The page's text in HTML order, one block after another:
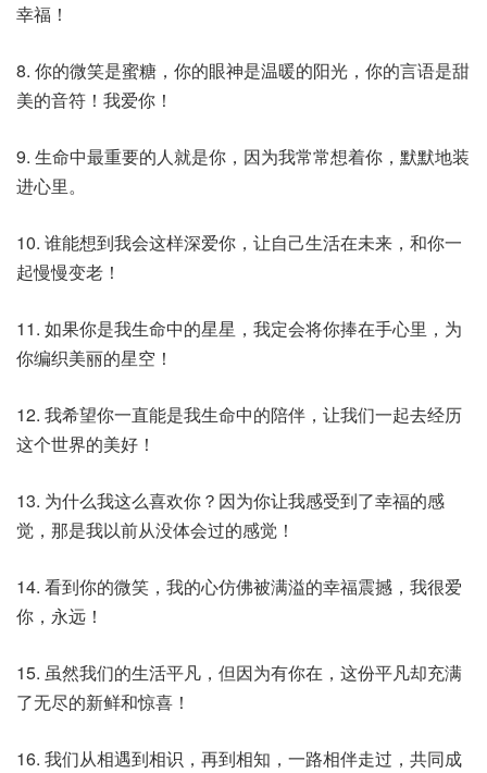
幸福！
8. 你的微笑是蜜糖，你的眼神是温暖的阳光，你的言语是甜
美的音符！我爱你！
9. 生命中最重要的人就是你，因为我常常想着你，默默地装
进心里。
10. 谁能想到我会这样深爱你，让自己生活在未来，和你一
起慢慢变老！
11. 如果你是我生命中的星星，我定会将你捧在手心里，为
你编织美丽的星空！
12. 我希望你一直能是我生命中的陪伴，让我们一起去经历
这个世界的美好！
13. 为什么我这么喜欢你？因为你让我感受到了幸福的感
觉，那是我以前从没体会过的感觉！
14. 看到你的微笑，我的心仿佛被满溢的幸福震撼，我很爱
你，永远！
15. 虽然我们的生活平凡，但因为有你在，这份平凡却充满
了无尽的新鲜和惊喜！
16. 我们从相遇到相识，再到相知，一路相伴走过，共同成